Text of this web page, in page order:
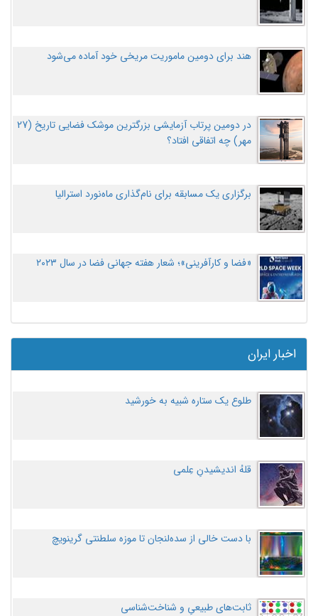
هند برای دومین ماموریت مریخی خود آماده می‌شود
در دومین پرتاب آزمایشی بزرگترین موشک فضایی تاریخ (27
مهر‌) چه اتفاقی افتاد؟
برگزاری یک مسابقه برای نام‌گذاری ماه‌نورد استرالیا
«فضا و کارآفرینی»؛ شعار هفته جهانی فضا در سال ۲۰۲۳
اخبار ایران
طلوع یک ستاره شبیه به خورشید
قلهُ اندیشیدنِ عِلمی
با دست خالی از سده‌لنجان تا موزه سلطنتی گرینویچ
ثابت‌های طبیعیِ و شناخت‌شناسی